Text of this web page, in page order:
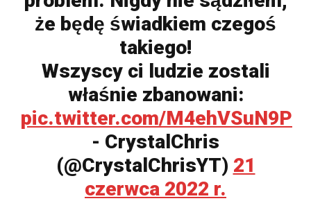
że będę świadkiem czegoś
takiego!
Wszyscy ci ludzie zostali
właśnie zbanowani:
pic.twitter.com/M4ehVSuN9P
- CrystalChris
(@CrystalChrisYT) 21
czerwca 2022 r.